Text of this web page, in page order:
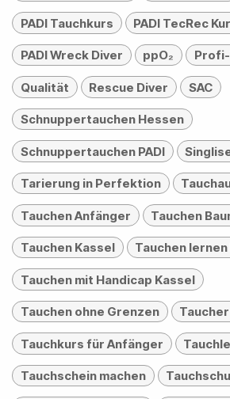
PADI Tauchkurs PADI TecRec
PADI Wreck Diver ppO₂
Qualität Rescue Diver SAC
Schnuppertauchen Hessen
Schnuppertauchen PADI
Tarierung in Perfektion
Tauchen Anfänger Tauchen
Tauchen Kassel Tauchen
Tauchen mit Handicap Kassel
Tauchen ohne Grenzen
Tauchkurs für Anfänger
Tauchschein machen